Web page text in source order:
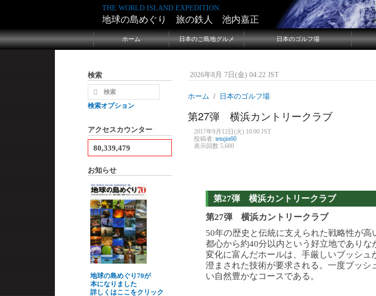
THE WORLD ISLAND EXPEDITION
地球の島めぐり 旅の鉄人 池内嘉正
ホーム 日本のご島地グルメ 日本のゴルフ場
2026年8月 7日(金) 04:22 JST
ホーム 日本のゴルフ場
第27弾 横浜カントリークラブ
2017年9月12日(火) 10:00 JST
投稿者: tetujin60
表示回数 5,680
第27弾 横浜カントリークラブ
第27弾 横浜カントリークラブ
50年の歴史と伝統に支えられた戦略性が高
都心から約40分以内という好立地でありな
変化に富んだホールは、手厳しいブッシ
澄まされた技術が要求される。一度ブッ
い自然豊かなコースである。
検索
検索オプション
アクセスカウンター
80,339,479
お知らせ
地球の島めぐり70が
本になりました
詳しくはここをクリック